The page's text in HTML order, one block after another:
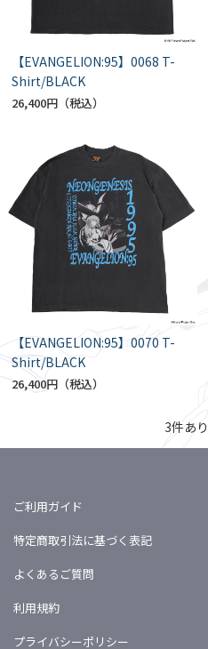
【EVANGELION:95】0068 T-
Shirt/BLACK
26,400円
【EVANGELION:95】0070 T-
Shirt/BLACK
26,400円
3件あ
ご利用ガイド
特定商取引法に基づく表記
よくあるご質問
利用規約
プライバシーポリシー